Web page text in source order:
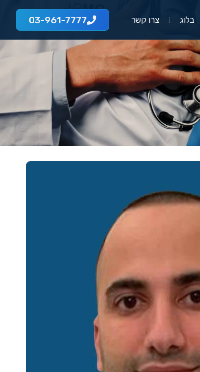
בלוג צרו קשר 03-961-7777